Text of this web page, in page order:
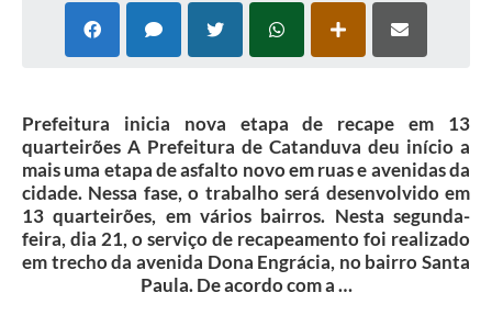
Contato
Editais
Prefeitura inicia nova etapa de recape em 13
quarteirões A Prefeitura de Catanduva deu início a
mais uma etapa de asfalto novo em ruas e avenidas da
cidade. Nessa fase, o trabalho será desenvolvido em
13 quarteirões, em vários bairros. Nesta segunda-
feira, dia 21, o serviço de recapeamento foi realizado
em trecho da avenida Dona Engrácia, no bairro Santa
Paula. De acordo com a …